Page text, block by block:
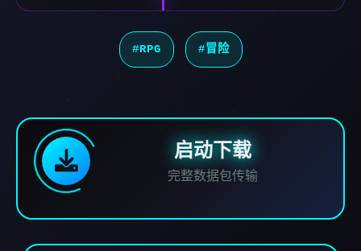
#RPG #冒险
启动下载
完整数据包传输